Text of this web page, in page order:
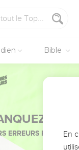
Bible
PAS
ERREURS
En